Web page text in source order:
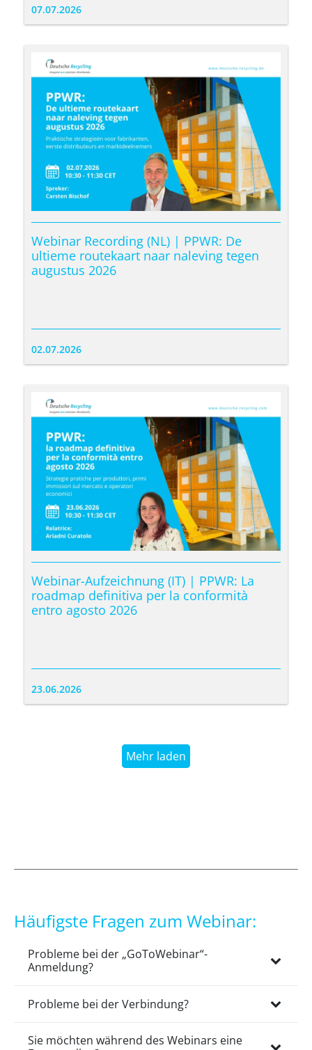
07.07.2026
Webinar Recording (NL) | PPWR: De
ultieme routekaart naar naleving tegen
augustus 2026
02.07.2026
Webinar-Aufzeichnung (IT) | PPWR: La
roadmap definitiva per la conformità
entro agosto 2026
23.06.2026
Mehr laden
Häufigste Fragen zum Webinar:
Probleme bei der „GoToWebinar“-
Anmeldung?
Probleme bei der Verbindung?
Sie möchten während des Webinars eine